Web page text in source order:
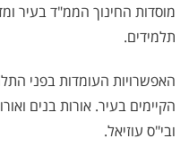
תלמידים.
האפשרויות העומדות בפני
הקיימים בעיר. אורות בנים
ובי"ס עוזיאל.